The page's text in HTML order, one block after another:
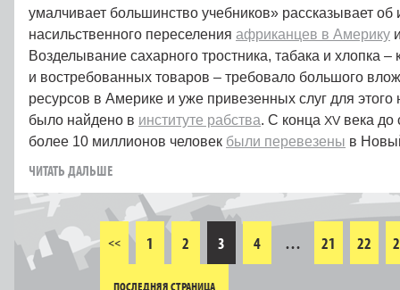
умалчивает большинство учебников» рассказывает об
насильственного переселения африканцев в Америку
Возделывание сахарного тростника, табака и хлопка
и востребованных товаров – требовало большого
ресурсов в Америке и уже привезенных слуг для
было найдено в институте рабства. С конца XV века
более 10 миллионов человек были перевезены в
ЧИТАТЬ ДАЛЬШЕ
<< 1 2 3 4 … 21 22
ПОСЛЕДНЯЯ СТРАНИЦА